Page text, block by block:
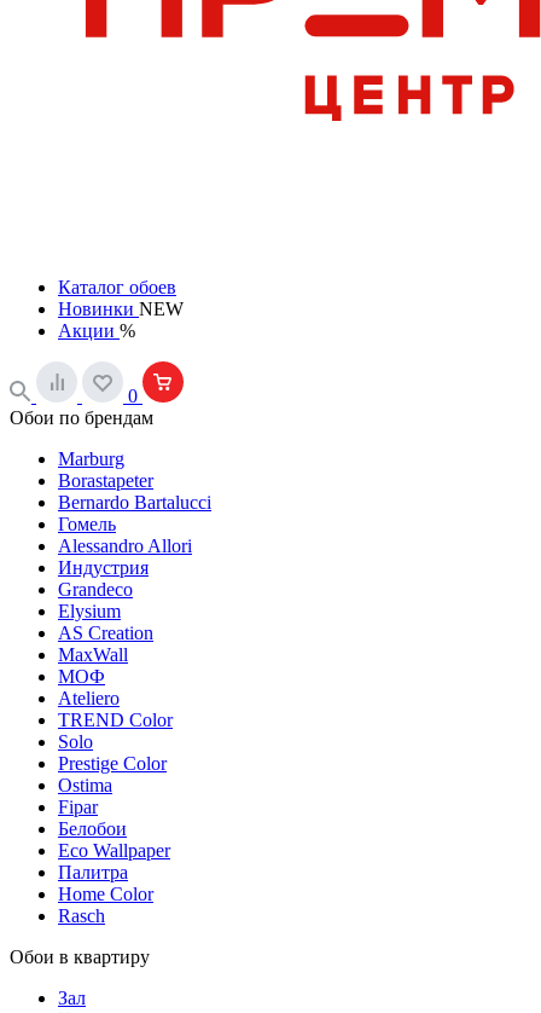
Каталог обоев
Новинки NEW
Акции %
0
Обои по брендам
Marburg
Borastapeter
Bernardo Bartalucci
Гомель
Alessandro Allori
Индустрия
Grandeco
Elysium
AS Creation
MaxWall
МОФ
Ateliero
TREND Color
Solo
Prestige Color
Ostima
Fipar
Белобои
Eco Wallpaper
Палитра
Home Color
Rasch
Обои в квартиру
Зал